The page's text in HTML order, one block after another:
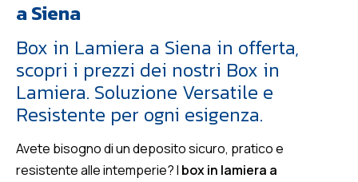
a Siena
Box in Lamiera a Siena in offerta,
scopri i prezzi dei nostri Box in
Lamiera. Soluzione Versatile e
Resistente per ogni esigenza.
Avete bisogno di un deposito sicuro, pratico e
resistente alle intemperie? I box in lamiera a